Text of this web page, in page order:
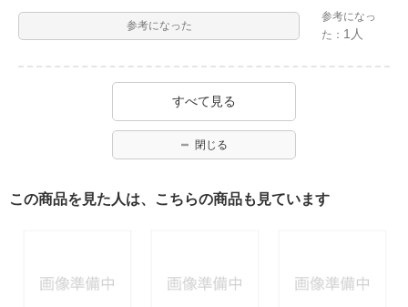
参考になった
参考になっ
た： 1人
すべて見る
閉じる
この商品を見た人は、こちらの商品も見ています